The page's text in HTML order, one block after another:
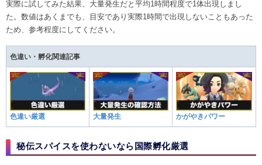
実際に試してみた結果、大量発生だと平均1時間程度で1体出現しまし
た。数値はあくまでも、目安であり実際1時間で出現しないこともあった
ため、参考程度にしてください。
色違い・孵化関連記事
色違い厳選 大量発生 かがやきパワー
秘伝スパイスを使わないなら国際孵化厳選